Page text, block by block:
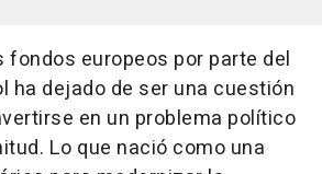
fondos europeos por parte del
ha dejado de ser una cuestión
en un problema político
Lo que nació como una